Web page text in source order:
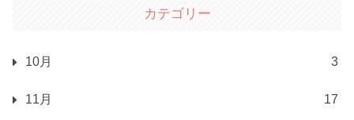
カテゴリー
10月 3
11月 17